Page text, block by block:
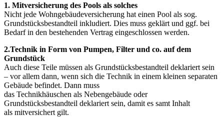
1. Mitversicherung des Pools als solches
Nicht jede Wohngebäudeversicherung hat einen Pool als sog.
Grundstücksbestandteil inkludiert. Dies muss geklärt und ggf. bei
Bedarf in den bestehenden Vertrag eingeschlossen werden.
2.Technik in Form von Pumpen, Filter und co. auf dem
Grundstück
Auch diese Teile müssen als Grundstücksbestandteil deklariert sein
– vor allem dann, wenn sich die Technik in einem kleinen separaten
Gebäude befindet. Dann muss
das Technikhäuschen als Nebengebäude oder
Grundstücksbestandteil deklariert sein, damit es samt Inhalt
als mitversichert gilt.